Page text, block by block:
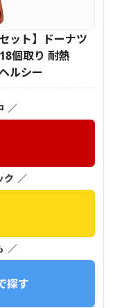
ット】ドーナツ
個取り 耐熱
ルシー
／
ク ／
／
探す